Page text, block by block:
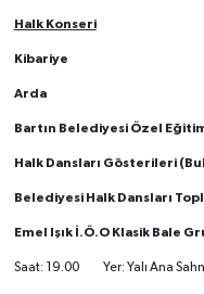
Halk Konseri
Kibariye
Arda
Bartın Belediyesi Özel
Halk Dansları Gösterileri
Belediyesi Halk Dansları
Emel Işık İ.Ö.O Klasik Bale
Saat: 19.00 Yer: Yalı Ana